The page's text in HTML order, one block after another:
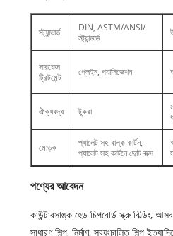
স্ট্যান্ডার্ড
DIN, ASTM/ANSI/
স্ট্যান্ডার্ড
সারফেস
ট্রিটমেন্ট
প্লেইন, প্যাসিভেশন
ঐক্যবদ্ধ টুকরা
মোড়ক
প্যালেট সহ বাল্ক কার্টন,
প্যালেট সহ কার্টনে ছোট বাক্স
পণ্যের আবেদন
কাউন্টারসাঙ্ক হেড চিপবোর্ড স্ক্রু বিল্ডিং,
সাধারণ শিল্প, নির্মাণ, স্বয়ংচালিত শিল্প